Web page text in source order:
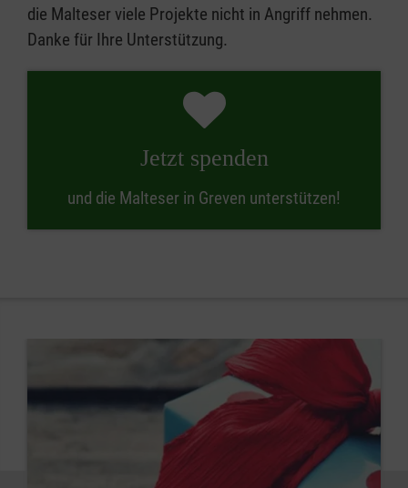
die Malteser viele Projekte nicht in Angriff nehmen.
Danke für Ihre Unterstützung.
Jetzt spenden
und die Malteser in Greven unterstützen!